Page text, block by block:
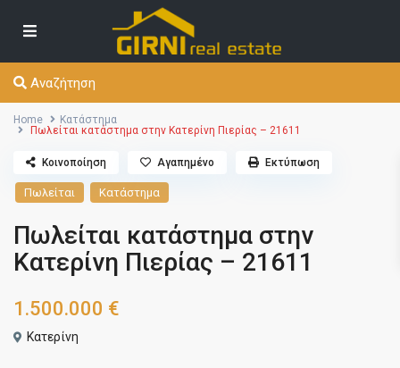
Αναζήτηση
Home
Κατάστημα
Πωλείται κατάστημα στην Κατερίνη Πιερίας – 21611
Πωλείται Κατάστημα
Πωλείται κατάστημα στην
Κατερίνη Πιερίας – 21611
1.500.000 €
Κατερίνη
Κοινοποίηση Αγαπημένο Εκτύπωση